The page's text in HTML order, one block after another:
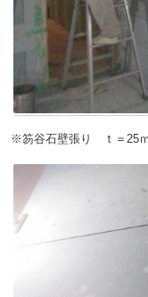
※笏谷石壁張り ｔ＝25